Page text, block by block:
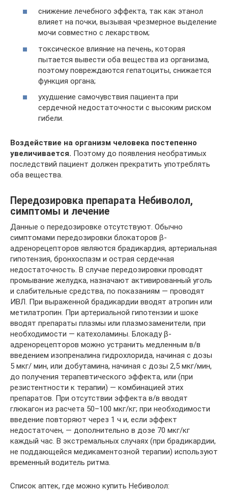
снижение лечебного эффекта, так как этанол
влияет на почки, вызывая чрезмерное выделение
мочи совместно с лекарством;
токсическое влияние на печень, которая
пытается вывести оба вещества из организма,
поэтому повреждаются гепатоциты, снижается
функция органа;
ухудшение самочувствия пациента при
сердечной недостаточности с высоким риском
гибели.
Воздействие на организм человека постепенно
увеличивается. Поэтому до появления необратимых
последствий пациент должен прекратить употреблять
оба вещества.
Передозировка препарата Небиволол,
симптомы и лечение
Данные о передозировке отсутствуют. Обычно
симптомами передозировки блокаторов β-
адренорецепторов являются брадикардия, артериальная
гипотензия, бронхоспазм и острая сердечная
недостаточность. В случае передозировки проводят
промывание желудка, назначают активированный уголь
и слабительные средства, по показаниям — проводят
ИВЛ. При выраженной брадикардии вводят атропин или
метилатропин. При артериальной гипотензии и шоке
вводят препараты плазмы или плазмозаменители, при
необходимости — катехоламины. Блокаду β-
адренорецепторов можно устранить медленным в/в
введением изопреналина гидрохлорида, начиная с дозы
5 мкг/ мин, или добутамина, начиная с дозы 2,5 мкг/мин,
до получения терапевтического эффекта, или (при
резистентности к терапии) — комбинацией этих
препаратов. При отсутствии эффекта в/в вводят
глюкагон из расчета 50–100 мкг/кг; при необходимости
введение повторяют через 1 ч и, если эффект
недостаточен, — дополнительно в дозе 70 мкг/кг
каждый час. В экстремальных случаях (при брадикардии,
не поддающейся медикаментозной терапии) используют
временный водитель ритма.
Список аптек, где можно купить Небиволол: